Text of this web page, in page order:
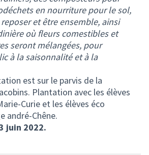
en nourriture pour le sol,
et être ensemble, ainsi
où fleurs comestibles et
seront mélangées, pour
à la saisonnalité et à la
est sur le parvis de la
Plantation avec les élèves
Curie et les élèves éco
andré-Chêne.
juin 2022.